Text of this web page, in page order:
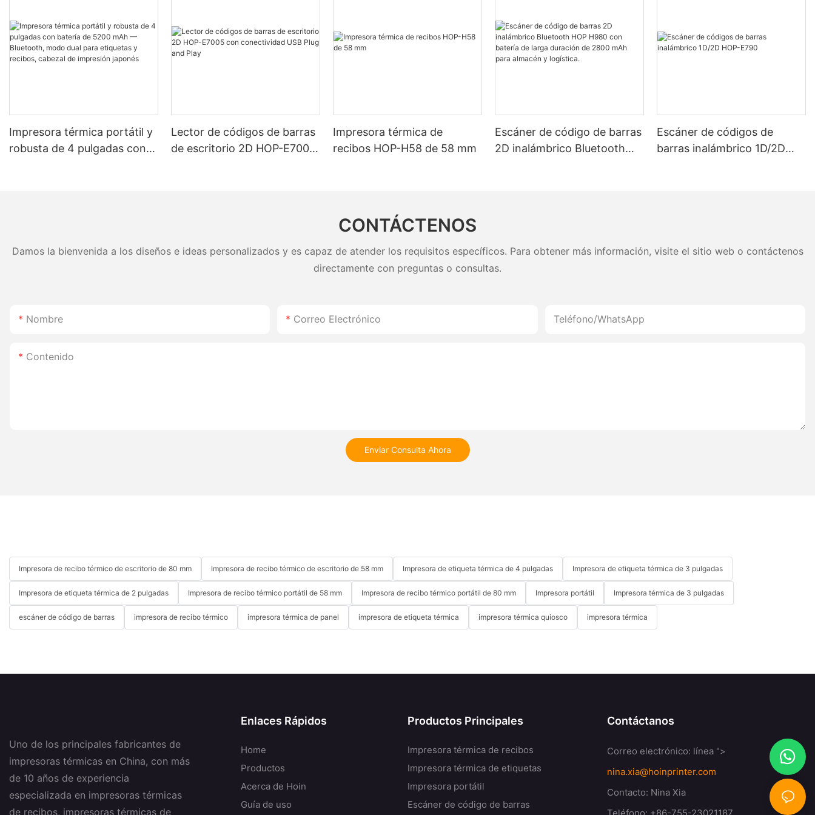
Impresora térmica portátil y
robusta de 4 pulgadas con
Lector de códigos de barras
de escritorio 2D HOP-E7005
Impresora térmica de
recibos HOP-H58 de 58 mm
Escáner de código de barras
2D inalámbrico Bluetooth
Escáner de códigos de
barras inalámbrico 1D/2D
CONTÁCTENOS
Damos la bienvenida a los diseños e ideas personalizados y es capaz de atender los requisitos específicos. Para obtener más información, visite el sitio web o contáctenos
directamente con preguntas o consultas.
Nombre Correo Electrónico Teléfono/WhatsApp
Contenido
Enviar Consulta Ahora
Impresora de recibo térmico de escritorio de 80 mm Impresora de recibo térmico de escritorio de 58 mm Impresora de etiqueta térmica de 4 pulgadas Impresora de etiqueta térmica de 3 pulgadas
Impresora de etiqueta térmica de 2 pulgadas Impresora de recibo térmico portátil de 58 mm Impresora de recibo térmico portátil de 80 mm Impresora portátil Impresora térmica de 3 pulgadas
escáner de código de barras impresora de recibo térmico impresora térmica de panel impresora de etiqueta térmica impresora térmica quiosco impresora térmica
Uno de los principales fabricantes de
impresoras térmicas en China, con más
de 10 años de experiencia
especializada en impresoras térmicas
de recibos, impresoras térmicas de
Enlaces Rápidos
Home
Productos
Acerca de Hoin
Guía de uso
Productos Principales
Impresora térmica de recibos
Impresora térmica de etiquetas
Impresora portátil
Escáner de código de barras
Contáctanos
Correo electrónico: línea ">
nina.xia@hoinprinter.com
Contacto: Nina Xia